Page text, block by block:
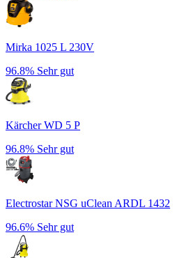
Mirka 1025 L 230V
96.8% Sehr gut
Kärcher WD 5 P
96.8% Sehr gut
Electrostar NSG uClean ARDL 1432
96.6% Sehr gut